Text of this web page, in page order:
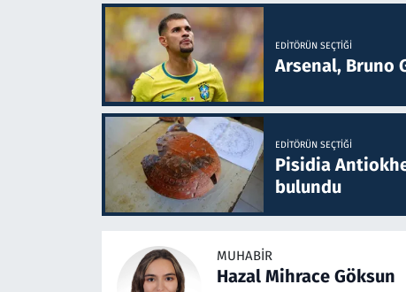
EDITÖRÜN SEÇTIĞI
Arsenal, Bruno
EDITÖRÜN SEÇTIĞI
Pisidia
bulundu
MUHABIR
Hazal Mihrace Göksun